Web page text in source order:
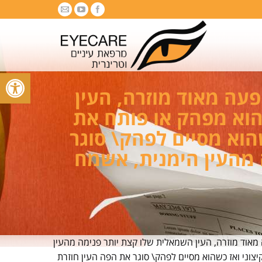
פתח
רואה אצלו תופעה מאוד מוזרה, העין
מפהק או פותח את
מסיים לפהק\ סוגר
מהעין הימנית, אשמח
ואני רואה אצלו תופעה מאוד מוזרה, העין השמאלית שלו קצת יותר פנימה מהעין
ואז כשהוא מסיים לפהק\ סוגר את הפה העין חוזרת